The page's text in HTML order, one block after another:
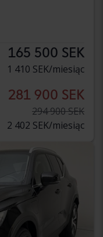
165 500 SEK
1 410 SEK/miesiąc
281 900 SEK
294 900 SEK
2 402 SEK/miesiąc